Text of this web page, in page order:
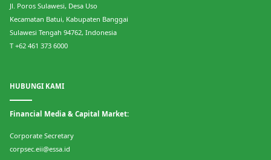
Jl. Poros Sulawesi, Desa Uso
Kecamatan Batui, Kabupaten Banggai
Sulawesi Tengah 94762, Indonesia
T +62 461 373 6000
HUBUNGI KAMI
Financial Media & Capital Market:
Corporate Secretary
corpsec.eii@essa.id